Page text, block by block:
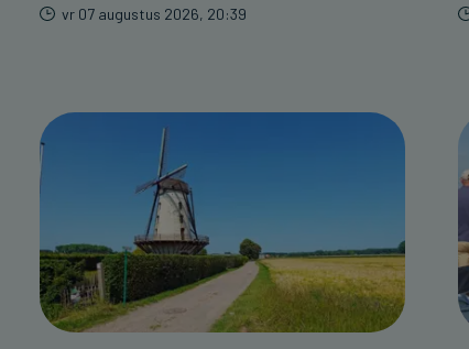
vr 07 augustus 2026, 20:39